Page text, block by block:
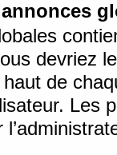
devriez
de
Les